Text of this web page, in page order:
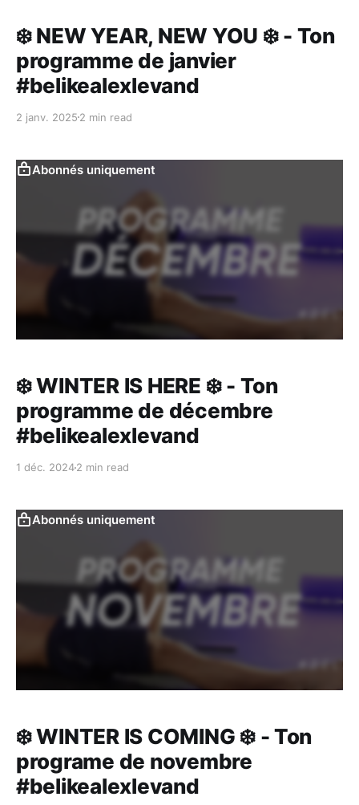
❄️ NEW YEAR, NEW YOU ❄️ - Ton
programme de janvier
#belikealexlevand
2 janv. 2025 2 min read
Abonnés uniquement
❄️ WINTER IS HERE ❄️ - Ton
programme de décembre
#belikealexlevand
1 déc. 20242 min read
Abonnés uniquement
❄️ WINTER IS COMING ❄️ - Ton
programe de novembre
#belikealexlevand